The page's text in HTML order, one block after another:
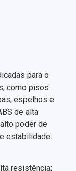
para o
como pisos
espelhos e
de alta
poder de
estabilidade.
resistência;